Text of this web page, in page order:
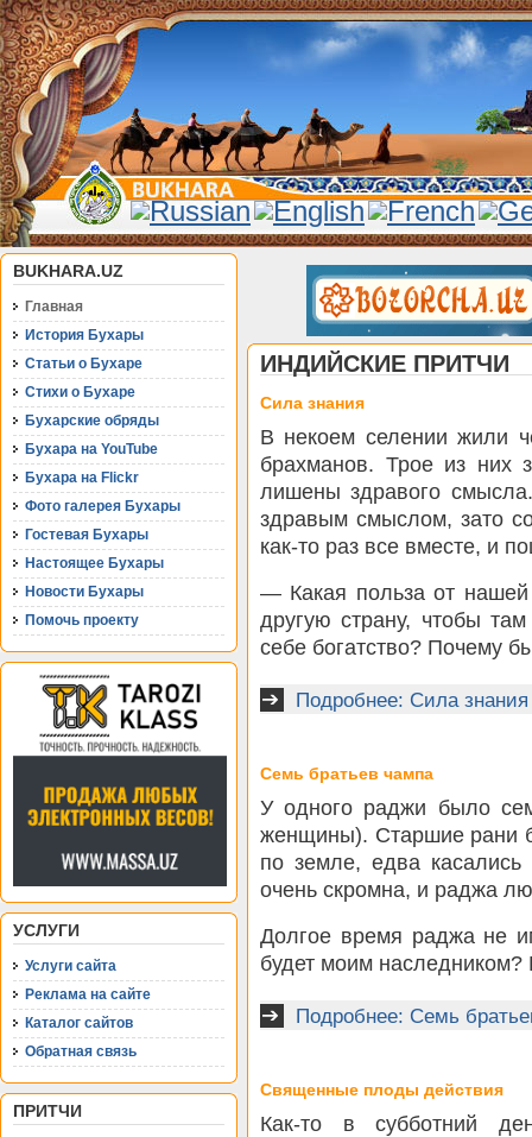
BUKHARA.UZ
Главная
История Бухары
Статьи о Бухаре
Стихи о Бухаре
Бухарские обряды
Бухара на YouTube
Бухара на Flickr
Фото галерея Бухары
Гостевая Бухары
Настоящее Бухары
Новости Бухары
Помочь проекту
УСЛУГИ
Услуги сайта
Реклама на сайте
Каталог сайтов
Обратная связь
ПРИТЧИ
ИНДИЙСКИЕ ПРИТЧИ
Сила знания
В некоем селении жили
брахманов. Трое из них
лишены здравого
здравым смыслом, зато
как-то раз все вместе, и
— Какая польза от
другую страну, чтобы
себе богатство? Почему
Подробнее: Сила знания
Семь братьев чампа
У одного раджи было
женщины). Старшие рани
по земле, едва
очень скромна, и раджа
Долгое время раджа не
будет моим наследником?
Подробнее: Семь
Священные плоды действия
Как-то в субботний